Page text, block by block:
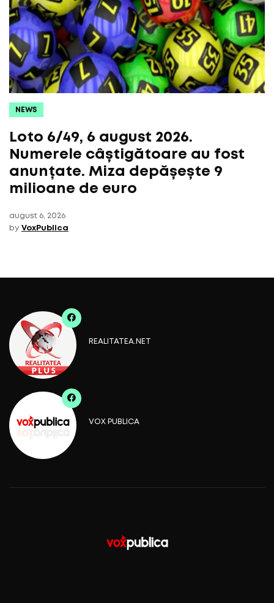
NEWS
Loto 6/49, 6 august 2026.
Numerele câștigătoare au fost
anunțate. Miza depășește 9
milioane de euro
august 6, 2026
by VoxPublica
REALITATEA.NET
VOX PUBLICA